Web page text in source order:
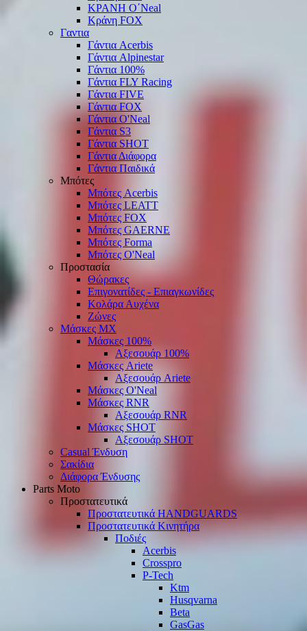
ΚΡΑΝΗ O΄Νeal
Κράνη FOX
Γαντια
Γάντια Acerbis
Γάντια Alpinestar
Γάντια 100%
Γάντια FLY Racing
Γάντια FIVE
Γάντια FOX
Γάντια O'Νeal
Γάντια S3
Γάντια SHOT
Γάντια Διάφορα
Γάντια Παιδικά
Μπότες
Μπότες Acerbis
Μπότες LEATT
Μπότες FOX
Μπότες GAERNE
Μπότες Forma
Μπότες O'Neal
Προστασία
Θώρακες
Επιγονατίδες - Επιαγκωνίδες
Κολάρα Αυχένα
Ζώνες
Μάσκες ΜΧ
Μάσκες 100%
Αξεσουάρ 100%
Μάσκες Ariete
Αξεσουάρ Ariete
Μάσκες O'Neal
Μάσκες RNR
Αξεσουάρ RNR
Μάσκες SHOT
Αξεσουάρ SHOT
Casual Ένδυση
Σακίδια
Διάφορα Ένδυσης
Parts Moto
Προστατευτικά
Προστατευτικά HANDGUARDS
Προστατευτικά Κινητήρα
Ποδιές
Acerbis
Crosspro
P-Tech
Ktm
Husqvarna
Beta
GasGas